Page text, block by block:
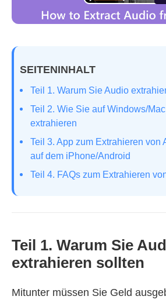
SEITENINHALT
Teil 1. Warum Sie Audio
Teil 2. Wie Sie auf Windows/
extrahieren
Teil 3. App zum Extrahieren von
auf dem iPhone/Android
Teil 4. FAQs zum Extrahieren
Teil 1. Warum Sie
extrahieren sollten
Mitunter müssen Sie Geld